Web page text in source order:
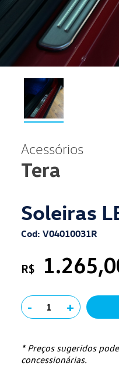
Acessórios
Tera
Soleiras
Cod: V04010031R
R$
- 1 +
* Preços sugeridos
concessionárias.